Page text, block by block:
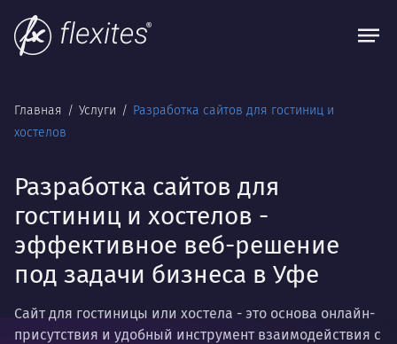
Главная Услуги
Разработка сайтов для гостиниц и
хостелов
Разработка сайтов для
гостиниц и хостелов -
эффективное веб-решение
под задачи бизнеса в Уфе
Сайт для гостиницы или хостела - это основа онлайн-
присутствия и удобный инструмент взаимодействия с